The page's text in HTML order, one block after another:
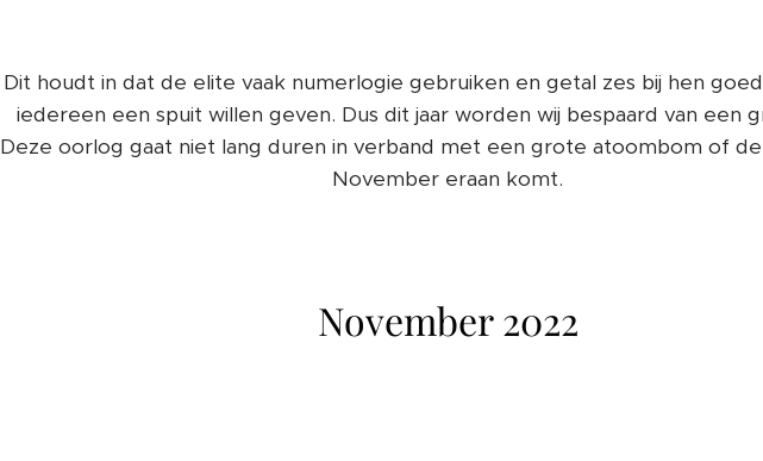
Dit houdt in dat de elite vaak numerlogie gebruiken en getal zes bij hen
iedereen een spuit willen geven. Dus dit jaar worden wij bespaard van een
Deze oorlog gaat niet lang duren in verband met een grote atoombom of
November eraan komt.
November 2022